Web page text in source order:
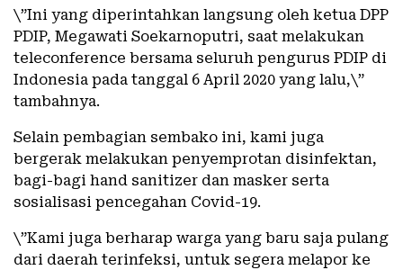
\”Ini yang diperintahkan langsung oleh ketua DPP
PDIP, Megawati Soekarnoputri, saat melakukan
teleconference bersama seluruh pengurus PDIP di
Indonesia pada tanggal 6 April 2020 yang lalu,\”
tambahnya.
Selain pembagian sembako ini, kami juga
bergerak melakukan penyemprotan disinfektan,
bagi-bagi hand sanitizer dan masker serta
sosialisasi pencegahan Covid-19.
\”Kami juga berharap warga yang baru saja pulang
dari daerah terinfeksi, untuk segera melapor ke